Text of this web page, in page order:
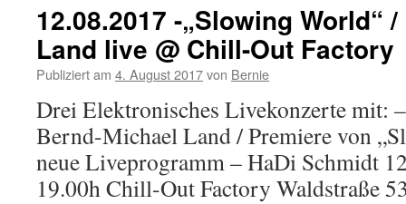
12.08.2017 -„Slowing World“
Land live @ Chill-Out Factory
Publiziert am 4. August 2017von Bernie
Drei Elektronisches Livekonzerte mit:
Bernd-Michael Land / Premiere von
neue Liveprogramm – HaDi Schmidt
19.00h Chill-Out Factory Waldstraße